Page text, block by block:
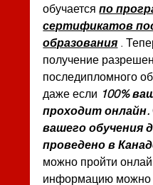
обучается по
сертификатов
образования .
получение
последипломного
даже если 100%
проходит онлайн.
вашего обучения
проведено в
можно пройти
информацию можно